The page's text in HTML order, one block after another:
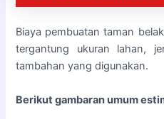
Biaya pembuatan taman
tergantung ukuran lahan,
tambahan yang digunakan.
Berikut gambaran umum